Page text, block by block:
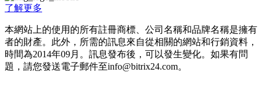
了解更多
本網站上的使用的所有註冊商標、公司名稱和品牌名稱是擁有
者的財產。此外，所需的訊息來自從相關的網站和行銷資料，
時間為201­4年09月。訊息發布後，可以發生變化。如果有問
題，請您發送電子郵件至info@bitrix24.com。